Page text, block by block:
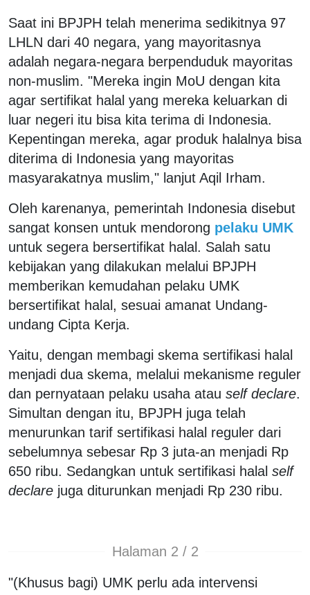
Saat ini BPJPH telah menerima sedikitnya 97
LHLN dari 40 negara, yang mayoritasnya
adalah negara-negara berpenduduk mayoritas
non-muslim. "Mereka ingin MoU dengan kita
agar sertifikat halal yang mereka keluarkan di
luar negeri itu bisa kita terima di Indonesia.
Kepentingan mereka, agar produk halalnya bisa
diterima di Indonesia yang mayoritas
masyarakatnya muslim," lanjut Aqil Irham.
Oleh karenanya, pemerintah Indonesia disebut
sangat konsen untuk mendorong pelaku UMK
untuk segera bersertifikat halal. Salah satu
kebijakan yang dilakukan melalui BPJPH
memberikan kemudahan pelaku UMK
bersertifikat halal, sesuai amanat Undang-
undang Cipta Kerja.
Yaitu, dengan membagi skema sertifikasi halal
menjadi dua skema, melalui mekanisme reguler
dan pernyataan pelaku usaha atau self declare.
Simultan dengan itu, BPJPH juga telah
menurunkan tarif sertifikasi halal reguler dari
sebelumnya sebesar Rp 3 juta-an menjadi Rp
650 ribu. Sedangkan untuk sertifikasi halal self
declare juga diturunkan menjadi Rp 230 ribu.
Halaman 2 / 2
"(Khusus bagi) UMK perlu ada intervensi